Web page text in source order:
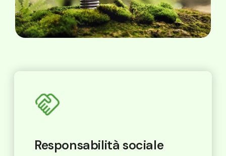
Responsabilità sociale